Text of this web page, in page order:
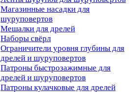
Магазинные насадки для
шуруповертов
Мешалки для дрелей
Наборы свёрл
Ограничители уровня глубины для
дрелей и шуруповертов
Патроны быстрозажимные для
дрелей и шуруповертов
Патроны кулачковые для дрелей